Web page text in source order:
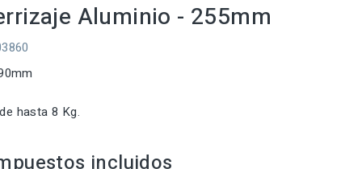
Aluminio - 255mm
hasta 8 Kg.
incluidos